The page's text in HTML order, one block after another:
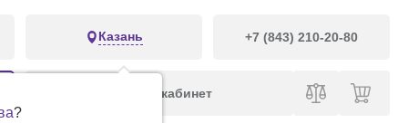
Казань +7 (843) 210-20-80
?
Личный кабинет